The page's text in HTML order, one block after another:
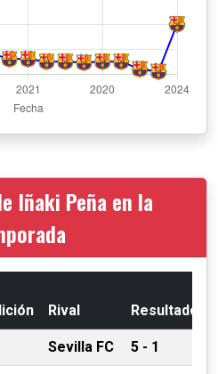
Iñaki Peña en la
Rival Resultado
Sevilla FC 5 - 1